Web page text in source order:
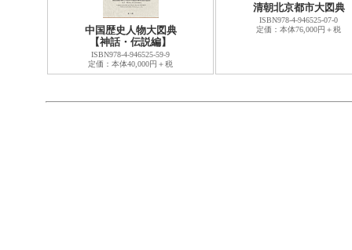
中国歴史人物大図典
【神話・伝説編】
ISBN978-4-946525-59-9
定価：本体40,000円＋税
清朝北京都市大図典
ISBN978-4-946525-07-0
定価：本体76,000円＋税